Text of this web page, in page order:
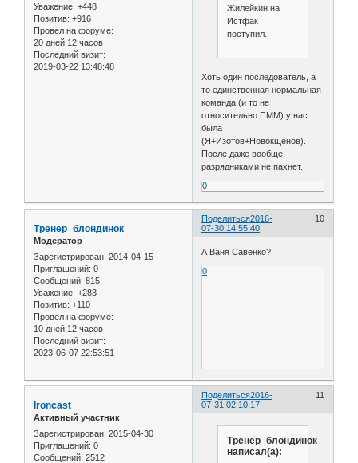
Уважение: +448
Позитив: +916
Провел на форуме:
20 дней 12 часов
Последний визит:
2019-03-22 13:48:48
Жилейкин на
Истфак
поступил..
Хоть один последователь, а
то единственная нормальная
команда (и то не
относительно ПММ) у нас
была
(Я+Изотов+Новокщенов).
После даже вообще
разрядниками не пахнет..
0
Поделиться 10
2016-
07-30 14:55:40
Тренер_блондинок
Модератор
Зарегистрирован: 2014-04-15
Приглашений: 0
Сообщений: 815
Уважение: +283
Позитив: +110
Провел на форуме:
10 дней 12 часов
Последний визит:
2023-06-07 22:53:51
А Ваня Савенко?
0
Поделиться 11
2016-
07-31 02:10:17
Ironcast
Активный участник
Зарегистрирован: 2015-04-30
Приглашений: 0
Сообщений: 2512
Тренер_блондинок
написал(а):